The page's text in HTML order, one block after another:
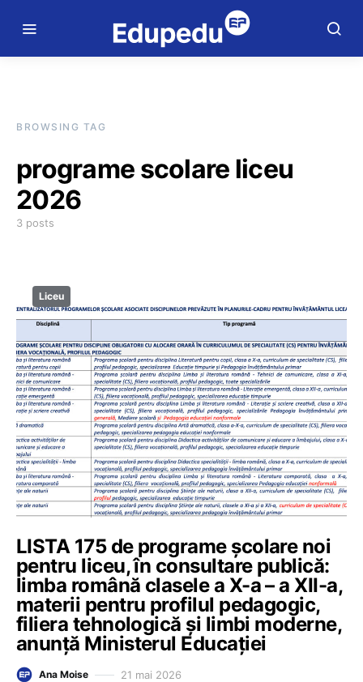
BROWSING TAG
programe scolare liceu
2026
3 posts
Liceu
LISTA 175 de programe școlare noi
pentru liceu, în consultare publică:
limba română clasele a X-a – a XII-a,
materii pentru profilul pedagogic,
filiera tehnologică și limbi moderne,
anunță Ministerul Educației
Ana Moise 21 mai 2026